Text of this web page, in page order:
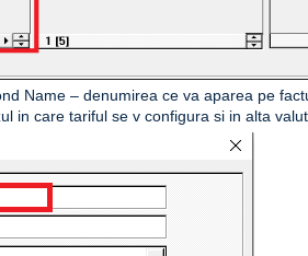
Name – denumirea ce va aparea pe
in care tariful se v configura si in alta